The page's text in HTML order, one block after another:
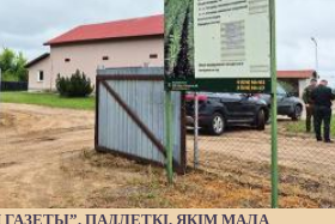
ПАДЛЕТКІ, ЯКІМ МАЛА